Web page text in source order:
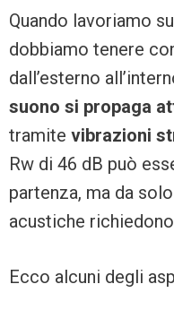
Quando lavoriamo
dobbiamo tenere
dall’esterno
suono si propaga
tramite vibrazioni
Rw di 46 dB può
partenza, ma da
acustiche
Ecco alcuni degli